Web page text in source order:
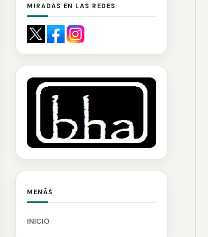
MIRADAS EN LAS REDES
MENÃŠ
INICIO